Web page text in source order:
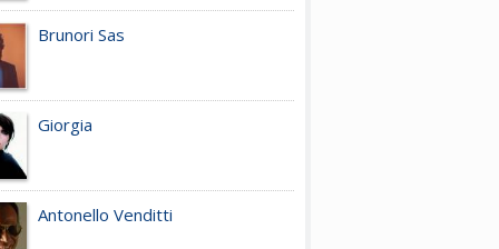
Brunori Sas
Giorgia
Antonello Venditti